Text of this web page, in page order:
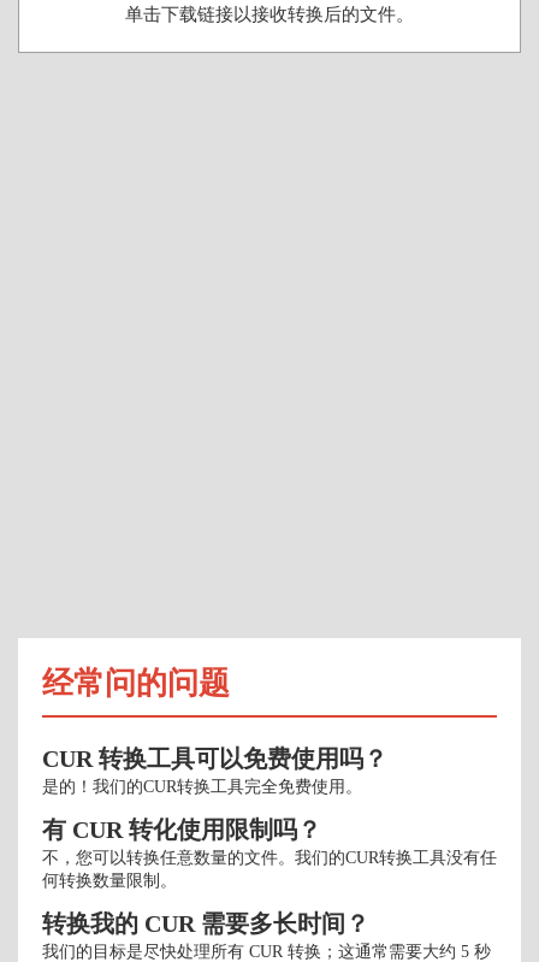
单击下载链接以接收转换后的文件。
经常问的问题
CUR 转换工具可以免费使用吗？
是的！我们的CUR转换工具完全免费使用。
有 CUR 转化使用限制吗？
不，您可以转换任意数量的文件。我们的CUR转换工具没有任
何转换数量限制。
转换我的 CUR 需要多长时间？
我们的目标是尽快处理所有 CUR 转换；这通常需要大约 5 秒